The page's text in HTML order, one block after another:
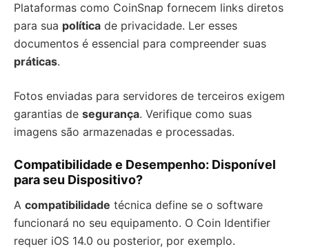
Plataformas como CoinSnap fornecem links diretos
para sua política de privacidade. Ler esses
documentos é essencial para compreender suas
práticas.
Fotos enviadas para servidores de terceiros exigem
garantias de segurança. Verifique como suas
imagens são armazenadas e processadas.
Compatibilidade e Desempenho: Disponível
para seu Dispositivo?
A compatibilidade técnica define se o software
funcionará no seu equipamento. O Coin Identifier
requer iOS 14.0 ou posterior, por exemplo.